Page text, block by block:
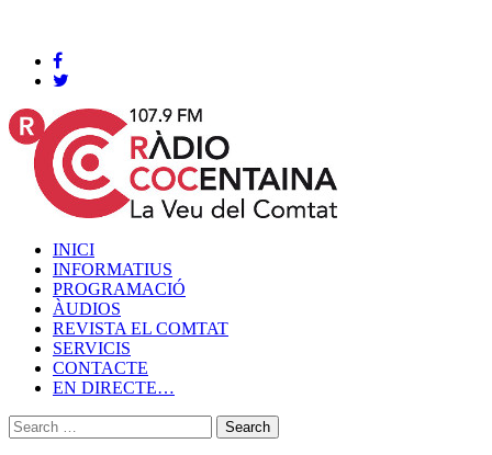
INICI
INFORMATIUS
PROGRAMACIÓ
ÀUDIOS
REVISTA EL COMTAT
SERVICIS
CONTACTE
EN DIRECTE…